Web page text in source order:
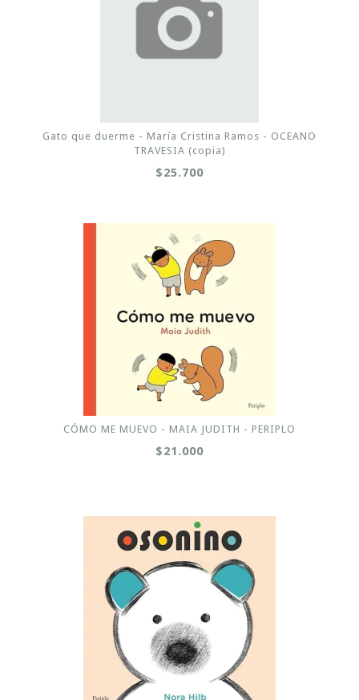
Gato que duerme - María Cristina Ramos - OCEANO
TRAVESIA (copia)
$25.700
CÓMO ME MUEVO - MAIA JUDITH - PERIPLO
$21.000